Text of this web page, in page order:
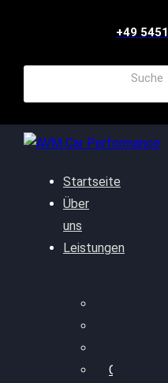
+49
Startseite
Über
uns
Leistungen